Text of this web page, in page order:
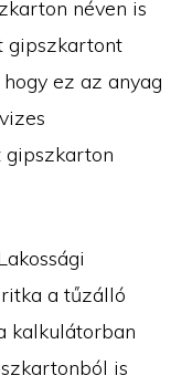
néven is
gipszkartont
ez az anyag
gipszkarton
a tűzálló
kalkulátorban
is